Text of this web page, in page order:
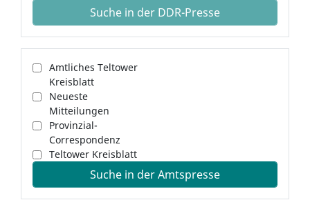
Suche in der DDR-Presse
Amtliches Teltower
Kreisblatt
Neueste
Mitteilungen
Provinzial-
Correspondenz
Teltower Kreisblatt
Suche in der Amtspresse